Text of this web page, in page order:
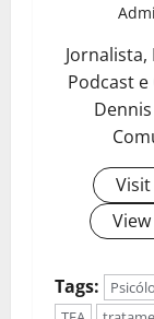
Podcast e
Tags: